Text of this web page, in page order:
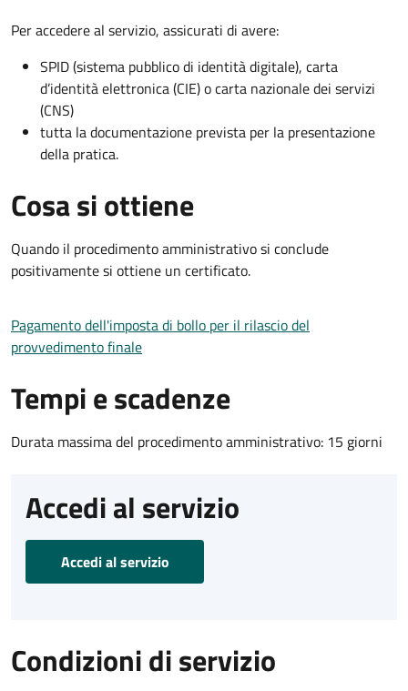
Per accedere al servizio, assicurati di avere:
SPID (sistema pubblico di identità digitale), carta
d’identità elettronica (CIE) o carta nazionale dei servizi
(CNS)
tutta la documentazione prevista per la presentazione
della pratica.
Cosa si ottiene
Quando il procedimento amministrativo si conclude
positivamente si ottiene un certificato.
Pagamento dell'imposta di bollo per il rilascio del
provvedimento finale
Tempi e scadenze
Durata massima del procedimento amministrativo: 15 giorni
Accedi al servizio
Accedi al servizio
Condizioni di servizio